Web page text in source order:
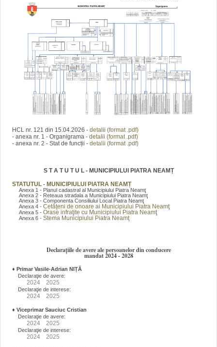
HCL nr. 121 din 15.04.2026 - detalii (format .pdf)
- anexa nr. 1 - Organigrama - detalii (format .pdf)
- anexa nr. 2 - Stat de funcții - detalii (format .pdf)
S T A T U T U L - MUNICIPIULUI PIATRA NEAMȚ
STATUTUL - MUNICIPIULUI PIATRA NEAMȚ
Anexa 1 - Planul cadastral al Municipiului Piatra Neamţ
Anexa 2 - Reteaua stradala a Municipiului Piatra Neamţ
Anexa 3 - Componenta Consiliului Local Piatra Neamţ
Anexa 4 - Cetăţeni de onoare ai Municipiului Piatra Neamţ
Anexa 5 - Orase infraţite cu Municipiului Piatra Neamţ
Anexa 6 - Stema Municipiului Piatra Neamţ
Declarațiile de avere ale persoanelor din conducere
mandat 2024 - 2028
♦ Primar Vasile-Adrian NIȚĂ
Declaraţie de avere:
2024 2025
Declaraţie de interese:
2024 2025
♦ Viceprimar Sauciuc Cristian
Declaraţie de avere:
2024 2025
Declaraţie de interese:
2024 2025